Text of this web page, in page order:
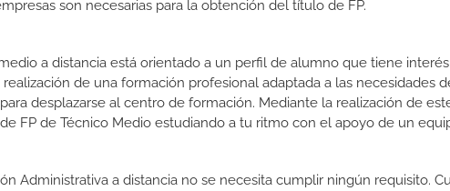
son necesarias para la obtención del título de FP.
a distancia está orientado a un perfil de alumno que tiene
de una formación profesional adaptada a las necesidades
desplazarse al centro de formación. Mediante la realización de
FP de Técnico Medio estudiando a tu ritmo con el apoyo de un
Administrativa a distancia no se necesita cumplir ningún requisito.